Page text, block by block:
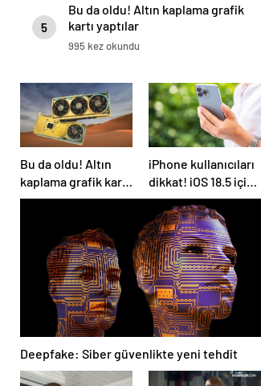
5
Bu da oldu! Altın kaplama grafik
kartı yaptılar
995 kez okundu
Bu da oldu! Altın
kaplama grafik kartı
yaptılar
iPhone kullanıcıları
dikkat! iOS 18.5 için
geri sayım: İşte tüm
detaylar…
Deepfake: Siber güvenlikte yeni tehdit